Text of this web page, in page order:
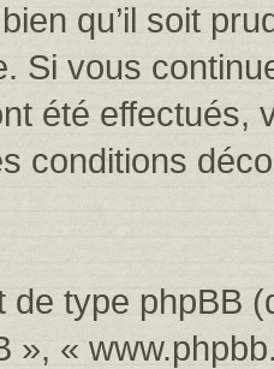
qu’il soit
Si vous
été effectués,
conditions
de type phpBB
», «